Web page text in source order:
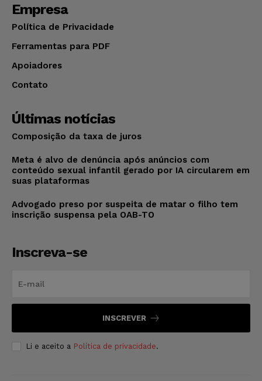
Empresa
Política de Privacidade
Ferramentas para PDF
Apoiadores
Contato
Últimas notícias
Composição da taxa de juros
Meta é alvo de denúncia após anúncios com
conteúdo sexual infantil gerado por IA circularem em
suas plataformas
Advogado preso por suspeita de matar o filho tem
inscrição suspensa pela OAB-TO
Inscreva-se
INSCREVER
Li e aceito a Política de privacidade.